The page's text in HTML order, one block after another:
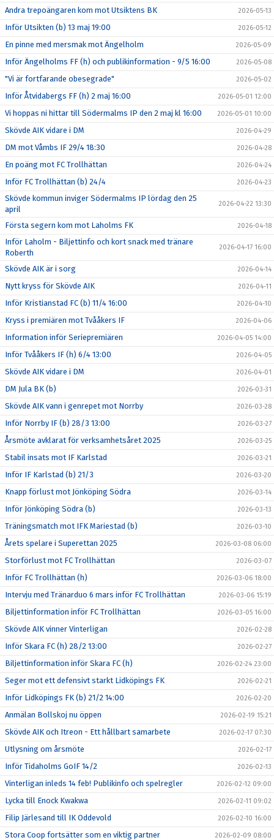
Andra trepoängaren kom mot Utsiktens BK 2026-05-13
Inför Utsikten (b) 13 maj 19:00 2026-05-12
En pinne med mersmak mot Ängelholm 2026-05-09
Inför Ängelholms FF (h) och publikinformation - 9/5 16:00 2026-05-08
"Vi är fortfarande obesegrade" 2026-05-02
Inför Åtvidabergs FF (h) 2 maj 16:00 2026-05-01 12:00
Vi hoppas ni hittar till Södermalms IP den 2 maj kl 16:00 2026-05-01 10:00
Skövde AIK vidare i DM 2026-04-29
DM mot Våmbs IF 29/4 18:30 2026-04-28
En poäng mot FC Trollhättan 2026-04-24
Inför FC Trollhättan (b) 24/4 2026-04-23
Skövde kommun inviger Södermalms IP lördag den 25
april
2026-04-22 13:30
Första segern kom mot Laholms FK 2026-04-18
Inför Laholm - Biljettinfo och kort snack med tränare
Roberth
2026-04-17 16:00
Skövde AIK är i sorg 2026-04-14
Nytt kryss för Skövde AIK 2026-04-11
Inför Kristianstad FC (b) 11/4 16:00 2026-04-10
Kryss i premiären mot Tvååkers IF 2026-04-06
Information inför Seriepremiären 2026-04-05 14:00
Inför Tvååkers IF (h) 6/4 13:00 2026-04-05
Skövde AIK vidare i DM 2026-04-01
DM Jula BK (b) 2026-03-31
Skövde AIK vann i genrepet mot Norrby 2026-03-28
Inför Norrby IF (b) 28/3 13:00 2026-03-27
Årsmöte avklarat för verksamhetsåret 2025 2026-03-25
Stabil insats mot IF Karlstad 2026-03-21
Inför IF Karlstad (b) 21/3 2026-03-20
Knapp förlust mot Jönköping Södra 2026-03-14
Inför Jönköping Södra (b) 2026-03-13
Träningsmatch mot IFK Mariestad (b) 2026-03-10
Årets spelare i Superettan 2025 2026-03-08 06:00
Storförlust mot FC Trollhättan 2026-03-07
Inför FC Trollhättan (h) 2026-03-06 18:00
Intervju med Tränarduo 6 mars inför FC Trollhättan 2026-03-06 15:19
Biljettinformation inför FC Trollhättan 2026-03-05 16:00
Skövde AIK vinner Vinterligan 2026-02-28
Inför Skara FC (h) 28/2 13:00 2026-02-27
Biljettinformation inför Skara FC (h) 2026-02-24 23:00
Seger mot ett defensivt starkt Lidköpings FK 2026-02-21
Inför Lidköpings FK (b) 21/2 14:00 2026-02-20
Anmälan Bollskoj nu öppen 2026-02-19 15:21
Skövde AIK och Itreon - Ett hållbart samarbete 2026-02-17 07:30
Utlysning om årsmöte 2026-02-17
Inför Tidaholms GoIF 14/2 2026-02-13
Vinterligan inleds 14 feb! Publikinfo och spelregler 2026-02-12 09:00
Lycka till Enock Kwakwa 2026-02-11 09:02
Filip Järlesand till IK Oddevold 2026-02-10 16:00
Stora Coop fortsätter som en viktig partner 2026-02-09 08:00